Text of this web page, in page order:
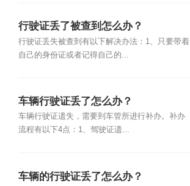
行驶证丢了被查到怎么办？
行驶证丢失被查到有以下解决办法：1、只要带着
自己的身份证或者记得自己的...
车辆行驶证丢了怎么办？
车辆行驶证遗失，需要到车管所进行补办。补办
流程有以下4点：1、驾驶证遗...
车辆的行驶证丢了怎么办？